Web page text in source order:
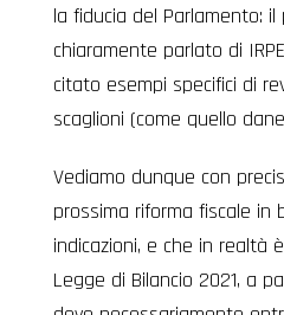
la fiducia del Parlamento: il
chiaramente parlato di
citato esempi specifici di
scaglioni (come quello
Vediamo dunque con
prossima riforma fiscale in
indicazioni, e che in realtà
Legge di Bilancio 2021, a